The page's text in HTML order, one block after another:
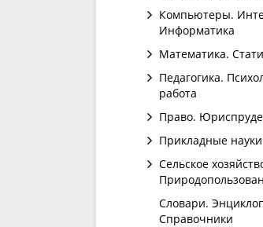
Компьютеры.
Информатика
Математика.
Педагогика.
работа
Право.
Прикладные
Сельское
Словари.
Справочники